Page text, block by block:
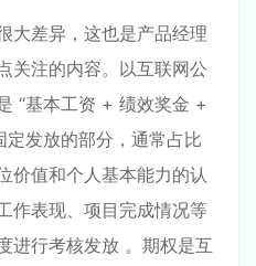
大差异，这也是产品经理
关注的内容。以互联网公
“基本工资 + 绩效奖金 +
定发放的部分，通常占比
价值和个人基本能力的认
作表现、项目完成情况等
进行考核发放 。期权是互